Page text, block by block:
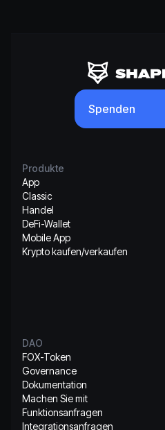
Spenden
Produkte
App
Classic
Handel
DeFi-Wallet
Mobile App
Krypto kaufen/verkaufen
DAO
FOX-Token
Governance
Dokumentation
Machen Sie mit
Funktionsanfragen
Integrationsanfragen